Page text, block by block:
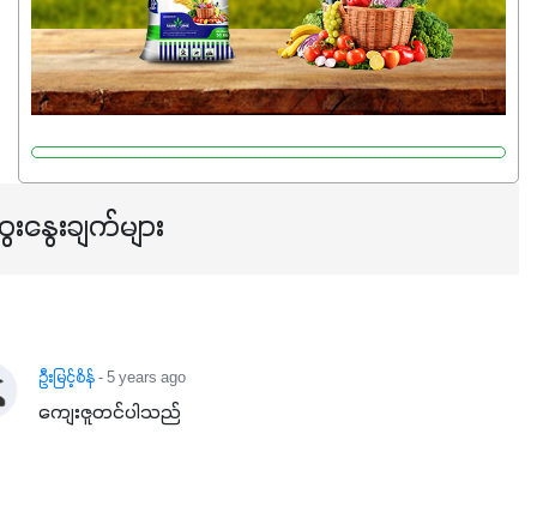
သင့်တော်တဲ့ Phosphorus 7%ပါဝင်မှုကြောင့် အပင်ရဲ့ အမြစ်
ဖွဲ့စည်းတည်ဆောက်မှုကို ပို၍သန်မာလာအောင် အားပေးပါ
တယ်။ ဒါ့အပြင် ပန်းပွင့်ခြင်း၊အသီးသီးခြင်း၊အစေ့တည်ခြင်း
လုပ်ငန်းစဉ်များကိုလည်း အားပေးပါတယ်။ လုံလောက်တဲ့
Potassium 8%က အပင်ရဲ့ ရောဂါဒဏ်၊ရာသီဥတုဒဏ်ခံနိုင်ရည်
အရသာ ပိုမိုကောင်းမွန်စေဖို့အတွက် လိုအပ်တဲ့အာဟာရဓာတ်
ဖြစ်ပါတယ်။ ဟူးမစ်အက်စစ်ပါဝင်ပေါင်းစပ်ထားတဲ့အတွက်
နှံစားသီးနှံများ၊ပဲအမျိုးမျိုး၊ဟင်းသီးဟင်းရွက်နဲ့ ဥယျာဉ်ခြံသီးနှံ
အားလုံးမှာ အသုံးပြုနိုင်တယ်ဆိုတော့ တစ်မျိုးတည်းနဲ့ အားလုံး
နွေးချက်များ
ဦးမြင့်စိန်- 5 years ago
ကျေးဇူတင်ပါသည်